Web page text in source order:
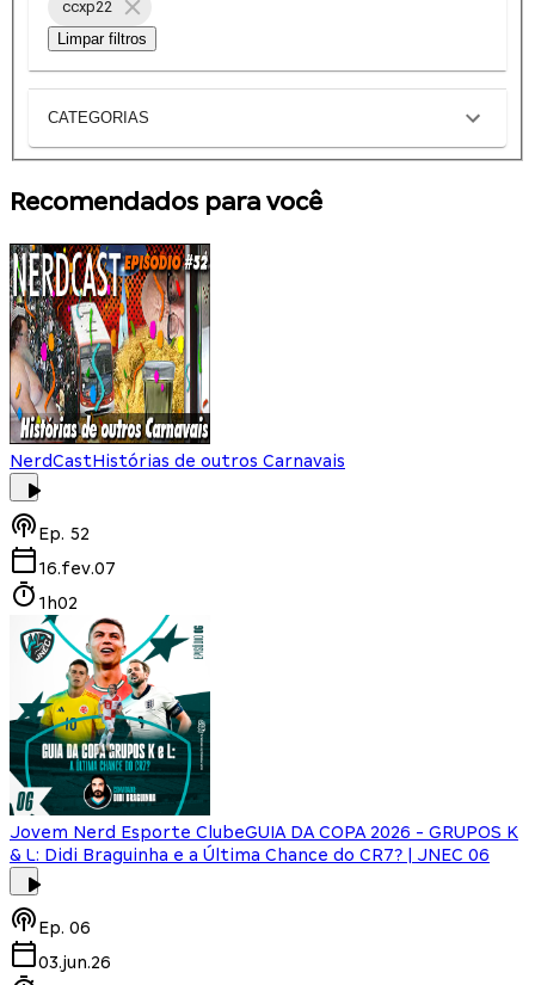
ccxp22
Limpar filtros
CATEGORIAS
Recomendados para você
NerdCastHistórias de outros Carnavais
Ep. 52
16.fev.07
1h02
Jovem Nerd Esporte ClubeGUIA DA COPA 2026 - GRUPOS K
& L: Didi Braguinha e a Última Chance do CR7? | JNEC 06
Ep. 06
03.jun.26